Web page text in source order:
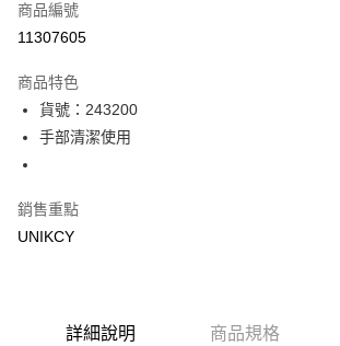
信用卡一次付款
LINE Pay
Apple Pay
商品編號
11307605
商品特色
貨號：243200
手部清潔使用
銷售重點
UNIKCY
詳細說明 商品規格